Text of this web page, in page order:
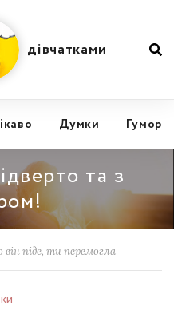
Думки Гумор
дівчатками
та з
піде, ти перемогла